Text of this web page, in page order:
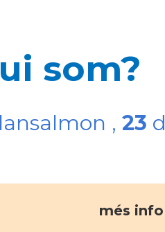
som?
, 23
més info